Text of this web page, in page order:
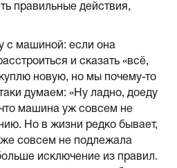
правильные действия,
с машиной: если она
и сказать «всё,
новую, но мы почему-то
думаем: «Ну ладно, доеду
машина уж совсем не
Но в жизни редко бывает,
совсем не подлежала
исключение из правил.